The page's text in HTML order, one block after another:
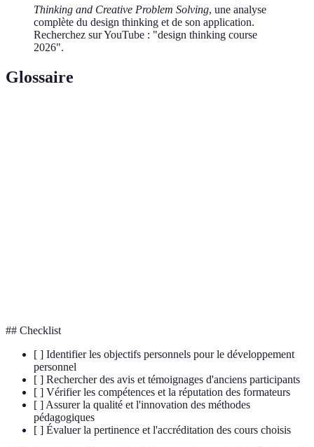
Thinking and Creative Problem Solving, une analyse
complète du design thinking et de son application.
Recherchez sur YouTube : "design thinking course
2026".
Glossaire
## Checklist
[ ] Identifier les objectifs personnels pour le développement
personnel
[ ] Rechercher des avis et témoignages d'anciens participants
[ ] Vérifier les compétences et la réputation des formateurs
[ ] Assurer la qualité et l'innovation des méthodes
pédagogiques
[ ] Évaluer la pertinence et l'accréditation des cours choisis